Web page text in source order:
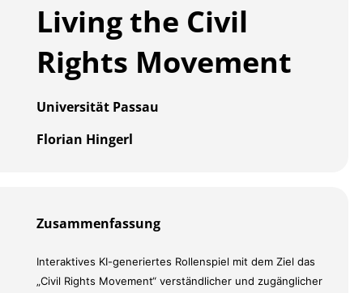
Living the Civil
Rights Movement
Universität Passau
Florian Hingerl
Zusammenfassung
Interaktives KI-generiertes Rollenspiel mit dem Ziel das
„Civil Rights Movement“ verständlicher und zugänglicher